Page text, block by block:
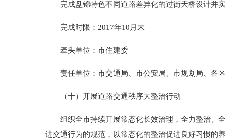
完成盘锦特色不同道路差异化的过街天桥设计并实
完成时限：2017年10月末
牵头单位：市住建委
责任单位：市交通局、市公安局、市规划局、各
（十）开展道路交通秩序大整治行动
组织全市持续开展常态化长效治理，全力整治、全
进交通行为的规范，以常态化的整治促进良好习惯的